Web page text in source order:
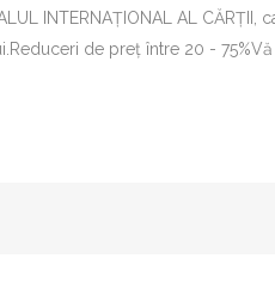
INTERNAȚIONAL AL
de preț între 20 - 75%Vă